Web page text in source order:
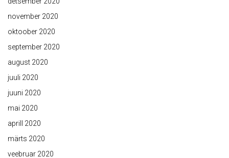
november 2020
oktoober 2020
september 2020
august 2020
juuli 2020
juuni 2020
mai 2020
aprill 2020
märts 2020
veebruar 2020